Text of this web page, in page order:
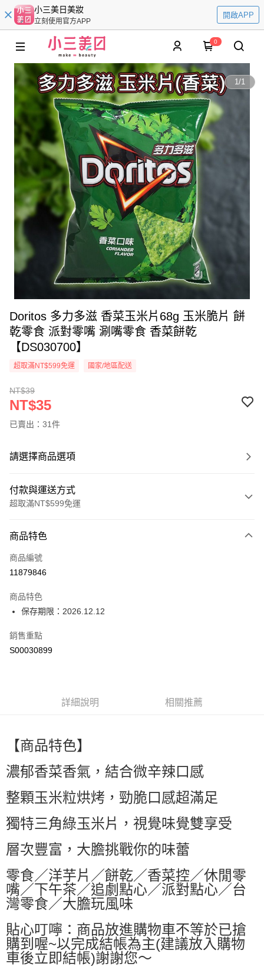
小三美日美妝
立刻使用官方APP
開啟APP
0
1/1
Doritos 多力多滋 香菜玉米片68g 玉米脆片 餅
乾零食 派對零嘴 涮嘴零食 香菜餅乾
【DS030700】
超取滿NT$599免運 國家/地區配送
NT$39
NT$35
已賣出：31件
請選擇商品選項
付款與運送方式
超取滿NT$599免運
信用卡一次付款
超商取貨付款
Apple Pay
街口支付
全盈+PAY
每筆NT$60，滿NT$599(含以上)免運費
每筆NT$60，滿NT$599(含以上)免運費
萊爾富取貨付款
每筆NT$60，滿NT$599(含以上)免運費
7-11付款取貨
每筆NT$60，滿NT$599(含以上)免運費
付款後7-11取貨
每筆NT$60，滿NT$599(含以上)免運費
宅配
每筆NT$80，滿NT$799(含以上)免運費
商品特色
商品編號
11879846
商品特色
保存期限：2026.12.12
銷售重點
S00030899
詳細說明 相關推薦
【商品特色】
濃郁香菜香氣，結合微辛辣口感
整顆玉米粒烘烤，勁脆口感超滿足
獨特三角綠玉米片，視覺味覺雙享受
層次豐富，大膽挑戰你的味蕾
零食／洋芋片／餅乾／香菜控／休閒零
嘴／下午茶／追劇點心／派對點心／台
灣零食／大膽玩風味
貼心叮嚀：商品放進購物車不等於已搶
購到喔~以完成結帳為主(建議放入購物
車後立即結帳)謝謝您～